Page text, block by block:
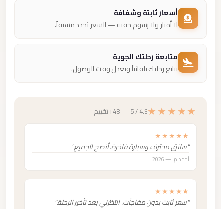
أسعار ثابتة وشفافة
لا أمتار ولا رسوم خفية — السعر يُحدد مسبقاً.
متابعة رحلتك الجوية
نتابع رحلتك تلقائياً ونعدل وقت الوصول.
★★★★★4.9 / 5 — 48+ تقييم
★★★★★
"سائق محترف وسيارة فاخرة. أنصح الجميع."
أحمد م. — 2026
★★★★★
"سعر ثابت بدون مفاجآت. انتظرني بعد تأخير الرحلة."